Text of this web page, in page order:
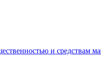
и средствам